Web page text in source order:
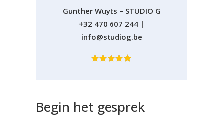
Gunther Wuyts – STUDIO G
+32 470 607 244 |
info@studiog.be
Begin het gesprek